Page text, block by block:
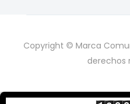
Copyright © Marca
derechos